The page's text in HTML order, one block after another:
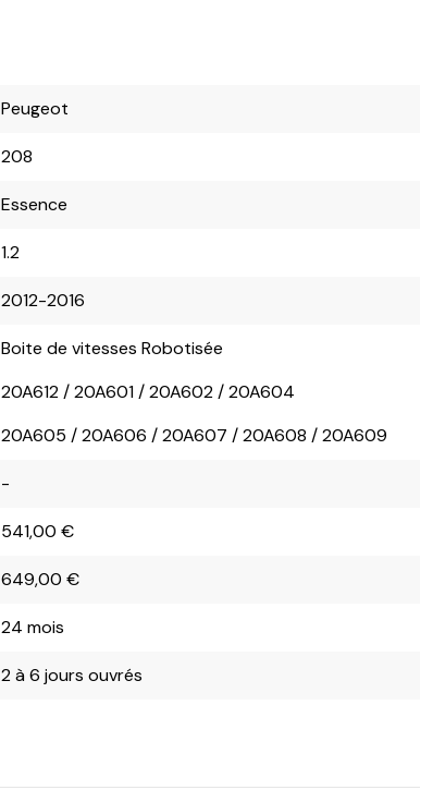
Peugeot
208
Essence
1.2
2012-2016
Boite de vitesses Robotisée
20A612 / 20A601 / 20A602 / 20A604
20A605 / 20A606 / 20A607 / 20A608 / 20A609
-
541,00€
649,00€
24 mois
2 à 6 jours ouvrés